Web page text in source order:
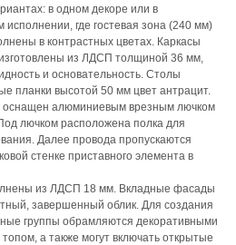
в одном декоре или в
где гостевая зона (240 мм)
в контрастных цветах. Каркасы
из ЛДСП толщиной 36 мм,
и основательность. Столы
планки высотой 50 мм цвет антрацит.
оснащен алюминиевым врезным лючком
лючком расположена полка для
Далее провода пропускаются
стенке приставного элемента в
из ЛДСП 18 мм. Вкладные фасады
завершенный облик. Для создания
группы обрамляются декоративными
а также могут включать открытые